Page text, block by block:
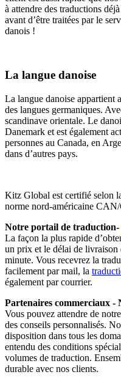
à attendre des traductions
avant d’être traitées par le
danois !
La langue danoise
La langue danoise appartient
des langues germaniques.
scandinave orientale. Le
Danemark et est également
personnes au Canada, en
dans d’autres pays.
Kitz Global est certifié selon
norme nord-américaine
Notre portail de traduction-
La façon la plus rapide
un prix et le délai de livraison
minute. Vous recevrez la
facilement par mail, la
également par courrier.
Partenaires commerciaux -
Vous pouvez attendre de
des conseils personnalisés.
disposition dans tous les
entendu des conditions
volumes de traduction.
durable avec nos clients.